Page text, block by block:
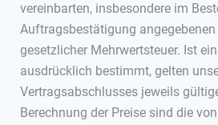
vereinbarten, insbesondere im
Auftragsbestätigung
gesetzlicher Mehrwertsteuer. Ist
ausdrücklich bestimmt, gelten
Vertragsabschlusses jeweils
Berechnung der Preise sind die